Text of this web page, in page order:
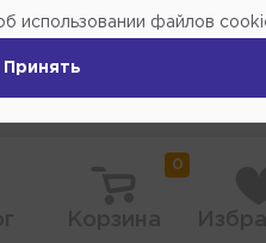
0
использовании файлов
Принять